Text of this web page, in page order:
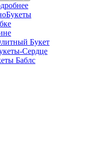
Букет
Сердце
Баблс